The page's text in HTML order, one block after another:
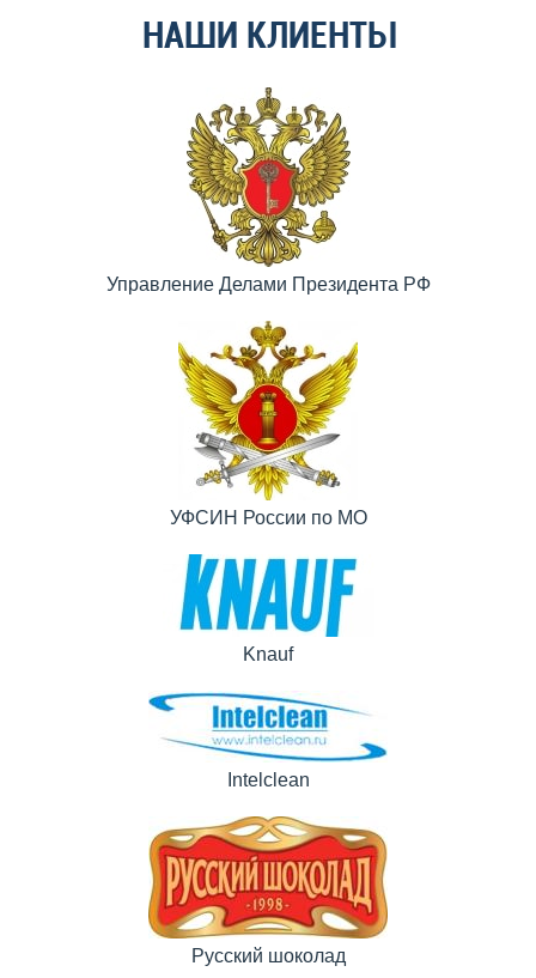
НАШИ КЛИЕНТЫ
Управление Делами Президента РФ
УФСИН России по МО
Knauf
Intelclean
Русский шоколад